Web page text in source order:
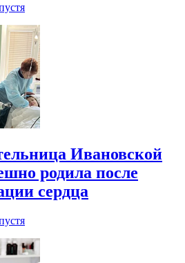
Ивановской
родила после
сердца